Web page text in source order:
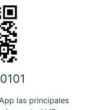
las principales